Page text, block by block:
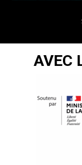
AVEC